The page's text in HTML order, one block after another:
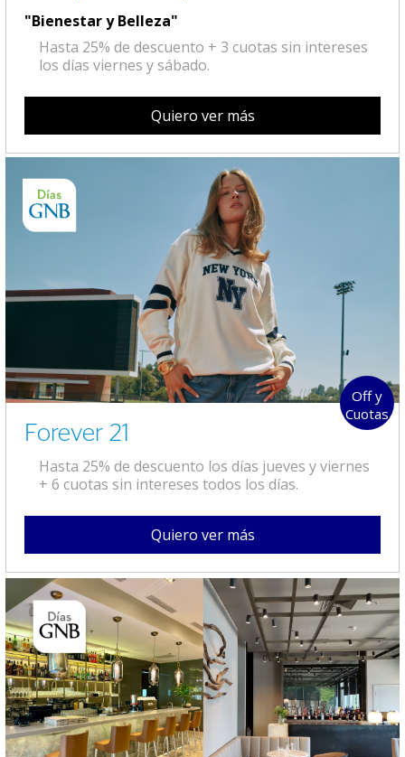
"Bienestar y Belleza"
Hasta 25% de descuento + 3 cuotas sin intereses
los días viernes y sábado.
Quiero ver más
Off y
Cuotas
Forever 21
Hasta 25% de descuento los días jueves y viernes
+ 6 cuotas sin intereses todos los días.
Quiero ver más